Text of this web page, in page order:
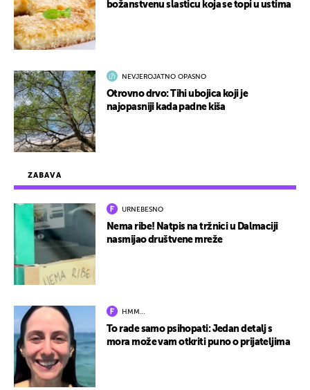
ZABAVA
URNEBESNO
Nema ribe! Natpis na tržnici u Dalmaciji
nasmijao društvene mreže
HMM…
To rade samo psihopati: Jedan detalj s
mora može vam otkriti puno o prijateljima
božanstvenu slasticu koja se topi u ustima
NEVJEROJATNO OPASNO
Otrovno drvo: Tihi ubojica koji je
najopasniji kada padne kiša